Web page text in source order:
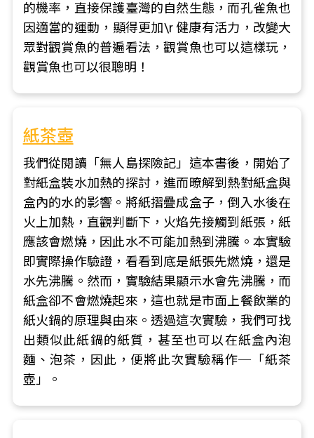
的機率，直接保護臺灣的自然生態，而孔雀魚也
因適當的運動，顯得更加\r 健康有活力，改變大
眾對觀賞魚的普遍看法，觀賞魚也可以這樣玩，
觀賞魚也可以很聰明！
紙茶壺
我們從閱讀「無人島探險記」這本書後，開始了
對紙盒裝水加熱的探討，進而暸解到熱對紙盒與
盒內的水的影響。將紙摺疊成盒子，倒入水後在
火上加熱，直觀判斷下，火焰先接觸到紙張，紙
應該會燃燒，因此水不可能加熱到沸騰。本實驗
即實際操作驗證，看看到底是紙張先燃燒，還是
水先沸騰。然而，實驗結果顯示水會先沸騰，而
紙盒卻不會燃燒起來，這也就是市面上餐飲業的
紙火鍋的原理與由來。透過這次實驗，我們可找
出類似此紙鍋的紙質，甚至也可以在紙盒內泡
麵、泡茶，因此，便將此次實驗稱作─「紙茶
壺」。